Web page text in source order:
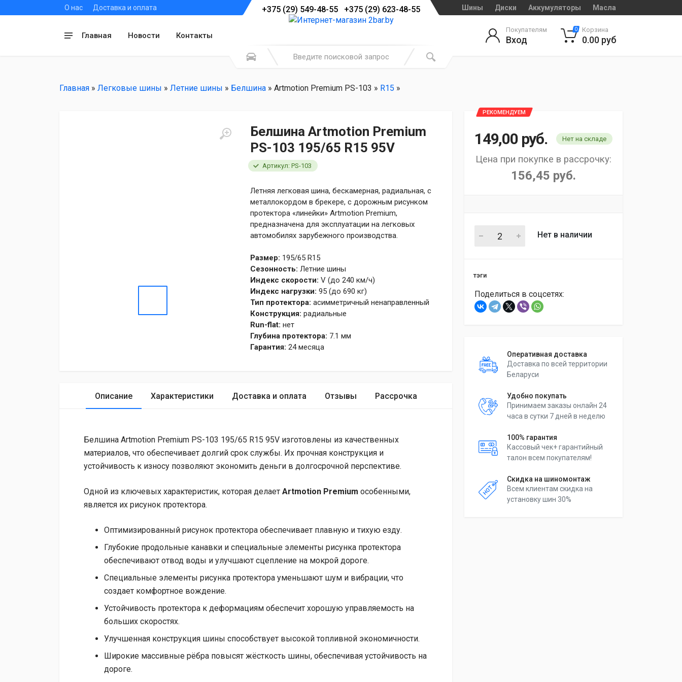
О нас Доставка и оплата Шины Диски Аккумуляторы Масла
Главная Новости Контакты
+375 (29) 549-48-55 +375 (29) 623-48-55
Покупателям
Вход
0 Корзина
0.00 руб
Главная » Легковые шины » Летние шины » Белшина » Artmotion Premium PS-103 » R15 »
Белшина Artmotion Premium
PS-103 195/65 R15 95V
Артикул: PS-103
Летняя легковая шина, бескамерная, радиальная, с
металлокордом в брекере, с дорожным рисунком
протектора «линейки» Artmotion Premium,
предназначена для эксплуатации на легковых
автомобилях зарубежного производства.
Размер: 195/65 R15
Сезонность: Летние шины
Индекс скорости: V (до 240 км/ч)
Индекс нагрузки: 95 (до 690 кг)
Тип протектора: асимметричный ненаправленный
Конструкция: радиальные
Run-flat: нет
Глубина протектора: 7.1 мм
Гарантия: 24 месяца
РЕКОМЕНДУЕМ
149,00руб. Нет на складе
Цена при покупке в рассрочку:
156,45 руб.
Нет в наличии
тэги
Поделиться в соцсетях:
Оперативная доставка
Доставка по всей территории
Беларуси
Удобно покупать
Принимаем заказы онлайн 24
часа в сутки 7 дней в неделю
100% гарантия
Кассовый чек+ гарантийный
талон всем покупателям!
Скидка на шиномонтаж
Всем клиентам скидка на
установку шин 30%
Описание Характеристики Доставка и оплата Отзывы Рассрочка
Белшина Artmotion Premium PS-103 195/65 R15 95V изготовлены из качественных
материалов, что обеспечивает долгий срок службы. Их прочная конструкция и
устойчивость к износу позволяют экономить деньги в долгосрочной перспективе.
Одной из ключевых характеристик, которая делает Artmotion Premium особенными,
является их рисунок протектора.
Оптимизированный рисунок протектора обеспечивает плавную и тихую езду.
Глубокие продольные канавки и специальные элементы рисунка протектора
обеспечивают отвод воды и улучшают сцепление на мокрой дороге.
Специальные элементы рисунка протектора уменьшают шум и вибрации, что
создает комфортное вождение.
Устойчивость протектора к деформациям обеспечит хорошую управляемость на
больших скоростях.
Улучшенная конструкция шины способствует высокой топливной экономичности.
Широкие массивные рёбра повысят жёсткость шины, обеспечивая устойчивость на
дороге.